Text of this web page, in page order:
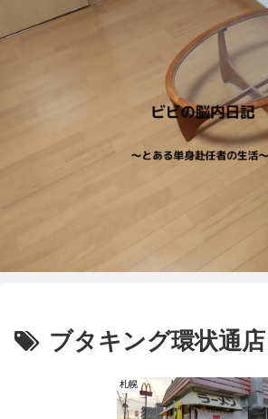
ブタキング環状通店
札幌